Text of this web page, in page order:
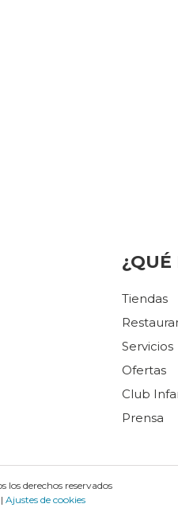
¿QUÉ
Tiendas
Servicios
Ofertas
Club
Prensa
los derechos reservados
| Ajustes de cookies